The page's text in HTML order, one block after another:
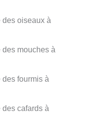
des oiseaux à
mouches à
fourmis à
cafards à